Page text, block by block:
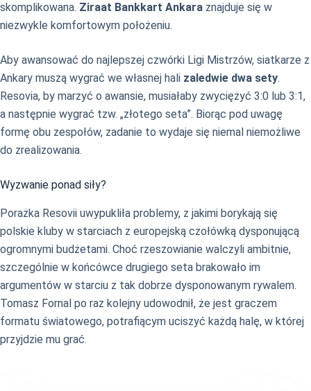
skomplikowana. Ziraat Bankkart Ankara znajduje się w
niezwykle komfortowym położeniu.
Aby awansować do najlepszej czwórki Ligi Mistrzów, siatkarze z
Ankary muszą wygrać we własnej hali zaledwie dwa sety.
Resovia, by marzyć o awansie, musiałaby zwyciężyć 3:0 lub 3:1,
a następnie wygrać tzw. „złotego seta”. Biorąc pod uwagę
formę obu zespołów, zadanie to wydaje się niemal niemożliwe
do zrealizowania.
Wyzwanie ponad siły?
Porażka Resovii uwypukliła problemy, z jakimi borykają się
polskie kluby w starciach z europejską czołówką dysponującą
ogromnymi budżetami. Choć rzeszowianie walczyli ambitnie,
szczególnie w końcówce drugiego seta brakowało im
argumentów w starciu z tak dobrze dysponowanym rywalem.
Tomasz Fornal po raz kolejny udowodnił, że jest graczem
formatu światowego, potrafiącym uciszyć każdą halę, w której
przyjdzie mu grać.